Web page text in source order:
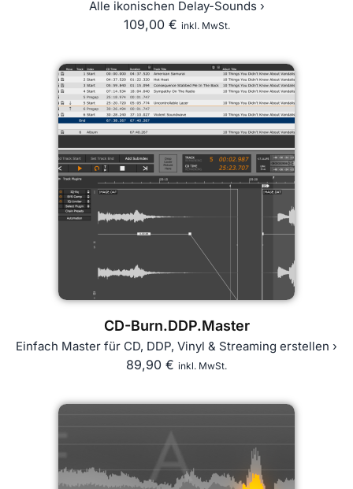
Alle ikonischen Delay-Sounds ›
109,00 € inkl. MwSt.
CD-Burn.DDP.Master
Einfach Master für CD, DDP, Vinyl & Streaming erstellen ›
89,90 € inkl. MwSt.